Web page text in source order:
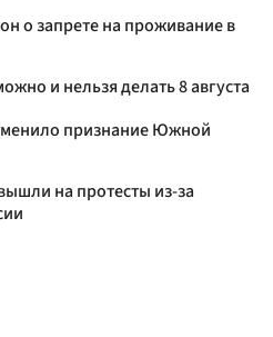
о запрете на проживание в
и нельзя делать 8 августа
признание Южной
на протесты из-за